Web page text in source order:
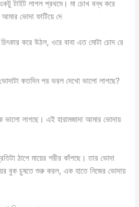
একটু টাইট লাগল প্রথমে। মা চোখ বন্ধ করে
ভোদা ফাটিয়ে দে
করে উঠল, ওরে বাবা এত মোটা চোদ রে
কতদিন পর ভরল দেখো ভালো লাগছে?
ভালো লাগছে। এই হারামজাদা আমার ভোদায়
ঠাপে মায়ের শরীর কাঁপছে। তার ভোদা
বুক চুষতে শুরু করল, এক হাতে নিজের ভোদায়